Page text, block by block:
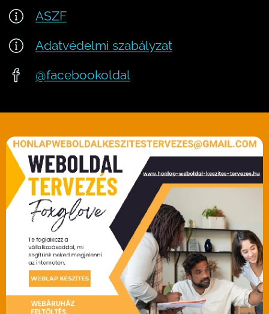
ASZF
Adatvédelmi szabályzat
@facebookoldal